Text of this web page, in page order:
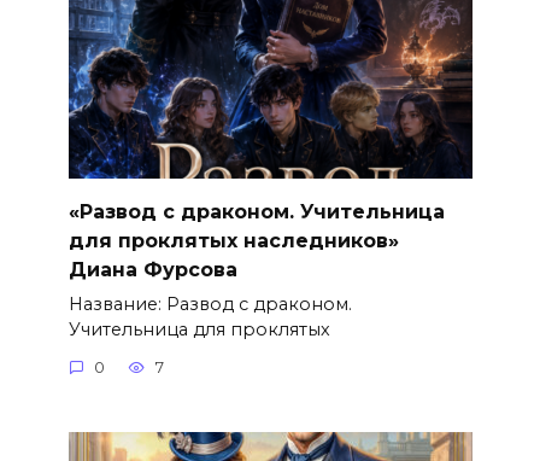
«Развод с драконом. Учительница
для проклятых наследников»
Диана Фурсова
Название: Развод с драконом.
Учительница для проклятых
0 7